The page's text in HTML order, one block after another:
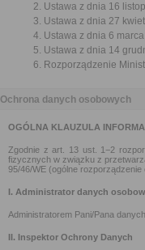
Ustawa z dnia 16
Ustawa z dnia 27
Ustawa z dnia 6
Ustawa z dnia 14
Rozporządzenie
Ochrona danych osobowych
OGÓLNA KLAUZULA
Zgodnie z art. 13 ust. 1−2
fizycznych w związku z
95/46/WE (ogólne
I. Administrator danych
Administratorem Pani/Pana
II. Inspektor Ochrony Danych